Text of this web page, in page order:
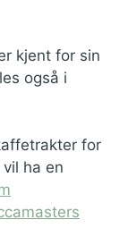
kjent for sin
også i
for
ha en